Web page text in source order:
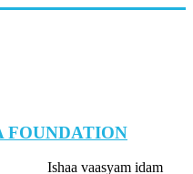
idam